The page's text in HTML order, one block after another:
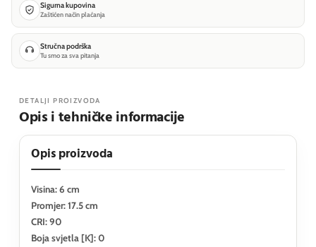
Sigurna kupovina
Zaštićen način plaćanja
Stručna podrška
Tu smo za sva pitanja
DETALJI PROIZVODA
Opis i tehničke informacije
Opis proizvoda
Visina: 6 cm
Promjer: 17.5 cm
CRI: 90
Boja svjetla [K]: 0